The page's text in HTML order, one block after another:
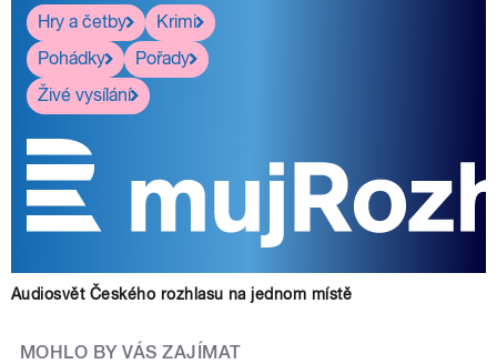
Hry a četby
Krimi
Pohádky
Pořady
Živé vysílání
Audiosvět Českého rozhlasu na jednom místě
MOHLO BY VÁS ZAJÍMAT